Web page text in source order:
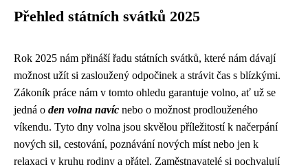
Přehled státních svátků 2025
Rok 2025 nám přináší řadu státních svátků, které nám dávají
možnost užít si zasloužený odpočinek a strávit čas s blízkými.
Zákoník práce nám v tomto ohledu garantuje volno, ať už se
jedná o den volna navíc nebo o možnost prodlouženého
víkendu. Tyto dny volna jsou skvělou příležitostí k načerpání
nových sil, cestování, poznávání nových míst nebo jen k
relaxaci v kruhu rodiny a přátel. Zaměstnavatelé si pochvalují